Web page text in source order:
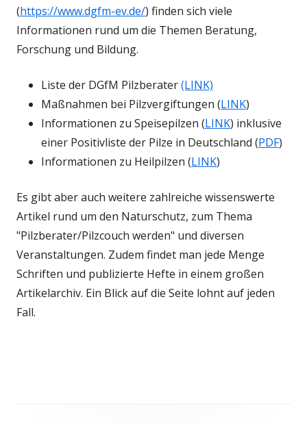
(https://www.dgfm-ev.de/) finden sich viele
Informationen rund um die Themen Beratung,
Forschung und Bildung.
Liste der DGfM Pilzberater(LINK)
Maßnahmen bei Pilzvergiftungen (LINK)
Informationen zu Speisepilzen (LINK) inklusive
einer Positivliste der Pilze in Deutschland (PDF)
Informationen zu Heilpilzen (LINK)
Es gibt aber auch weitere zahlreiche wissenswerte
Artikel rund um den Naturschutz, zum Thema
"Pilzberater/Pilzcouch werden" und diversen
Veranstaltungen. Zudem findet man jede Menge
Schriften und publizierte Hefte in einem großen
Artikelarchiv. Ein Blick auf die Seite lohnt auf jeden
Fall.